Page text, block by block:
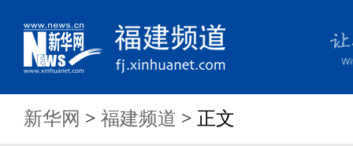
新华网 > 福建频道 > 正文